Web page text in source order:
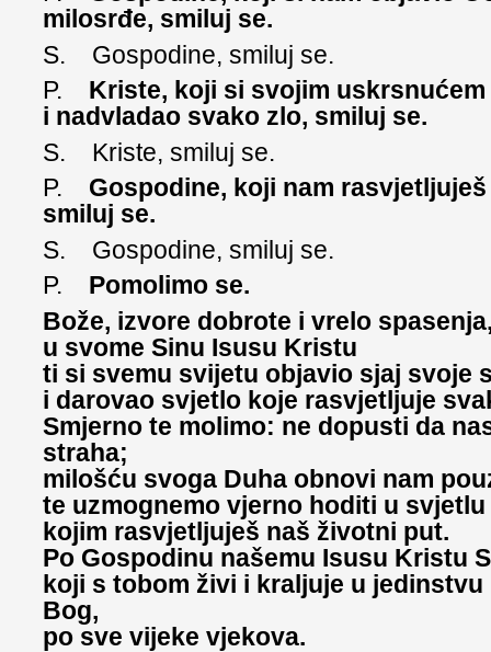
milosrđe, smiluj se.
S. Gospodine, smiluj se.
P. Kriste, koji si svojim
i nadvladao svako zlo, smiluj se.
S. Kriste, smiluj se.
P. Gospodine, koji nam
smiluj se.
S. Gospodine, smiluj se.
P. Pomolimo se.
Bože, izvore dobrote i vrelo
u svome Sinu Isusu Kristu
ti si svemu svijetu objavio sjaj svoje
i darovao svjetlo koje rasvjetljuje
Smjerno te molimo: ne dopusti da
straha;
milošću svoga Duha obnovi nam
te uzmognemo vjerno hoditi u
kojim rasvjetljuješ naš životni put.
Po Gospodinu našemu Isusu Kristu
koji s tobom živi i kraljuje u jedinstvu
Bog,
po sve vijeke vjekova.